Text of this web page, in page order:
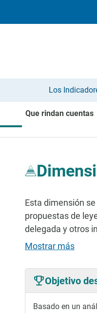
Los
Que rindan cuentas
Esta dimensión
propuestas de
delegada y otros
Mostrar más
Objetivo
Basado en un